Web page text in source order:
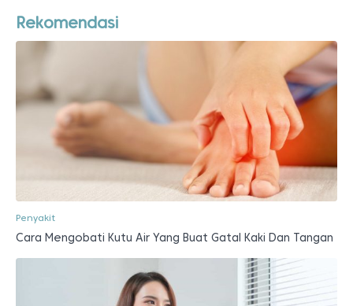
Rekomendasi
Penyakit
Cara Mengobati Kutu Air Yang Buat Gatal Kaki Dan Tangan